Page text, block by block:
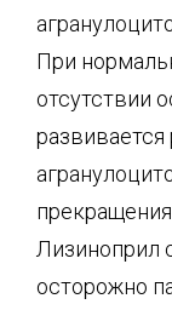
При
отсутствии
Лизиноприл
осторожно